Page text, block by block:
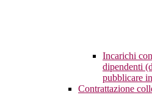
Incarichi
dipendenti
pubblicare
Contrattazione